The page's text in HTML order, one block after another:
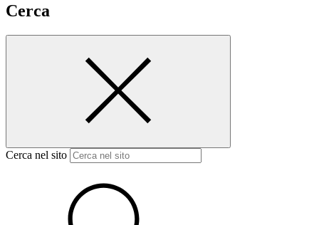
Cerca
Cerca nel sito